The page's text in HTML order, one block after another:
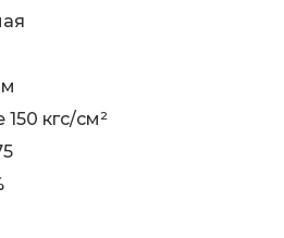
кгс/см²